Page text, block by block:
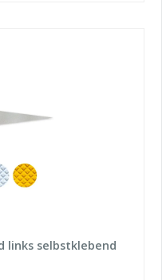
links selbstklebend